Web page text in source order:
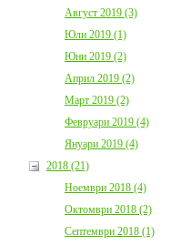
Август 2019 (3)
Юли 2019 (1)
Юни 2019 (2)
Април 2019 (2)
Март 2019 (2)
Февруари 2019 (4)
Януари 2019 (4)
2018 (21)
Ноември 2018 (4)
Октомври 2018 (2)
Септември 2018 (1)